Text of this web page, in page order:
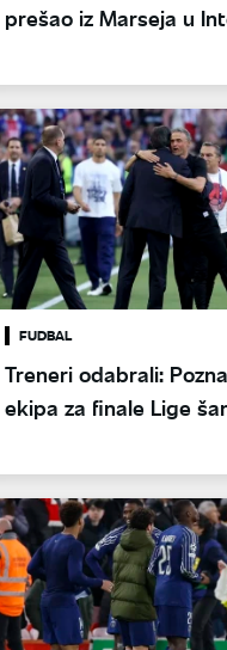
prešao iz Marseja u
FUDBAL
Treneri odabrali:
ekipa za finale Lige